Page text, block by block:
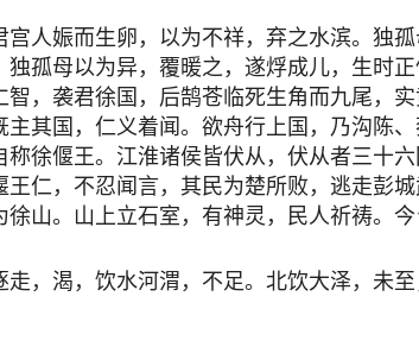
宫人娠而生卵，以为不祥，弃之水滨。独
孤母以为异，覆暖之，遂烰成儿，生时
，袭君徐国，后鹄苍临死生角而九尾，
其国，仁义着闻。欲舟行上国，乃沟陈
称徐偃王。江淮诸侯皆伏从，伏从者三十
仁，不忍闻言，其民为楚所败，逃走彭
山。山上立石室，有神灵，民人祈祷。今
，渴，饮水河渭，不足。北饮大泽，未至